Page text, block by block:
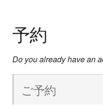
予約
Do you already have an
ご予約